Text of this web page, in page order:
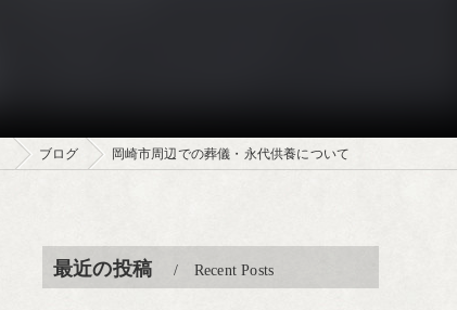
ブログ 岡崎市周辺での葬儀・永代供養について
最近の投稿 Recent Posts